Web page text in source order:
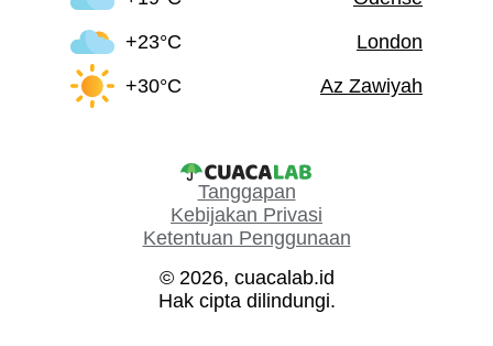
+23°C
London
+30°C
Az Zawiyah
Tanggapan
Kebijakan Privasi
Ketentuan Penggunaan
© 2026, cuacalab.id
Hak cipta dilindungi.